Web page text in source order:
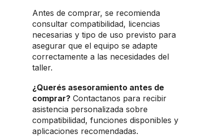
Antes de comprar, se recomienda
consultar compatibilidad, licencias
necesarias y tipo de uso previsto para
asegurar que el equipo se adapte
correctamente a las necesidades del
taller.
¿Querés asesoramiento antes de
comprar? Contactanos para recibir
asistencia personalizada sobre
compatibilidad, funciones disponibles y
aplicaciones recomendadas.